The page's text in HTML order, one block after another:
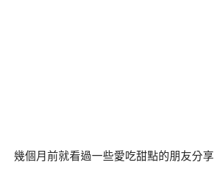
幾個月前就看過一些愛吃甜點的朋友分